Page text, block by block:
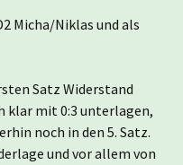
Micha/Niklas und als
Satz Widerstand
klar mit 0:3 unterlagen,
noch in den 5. Satz.
und vor allem von